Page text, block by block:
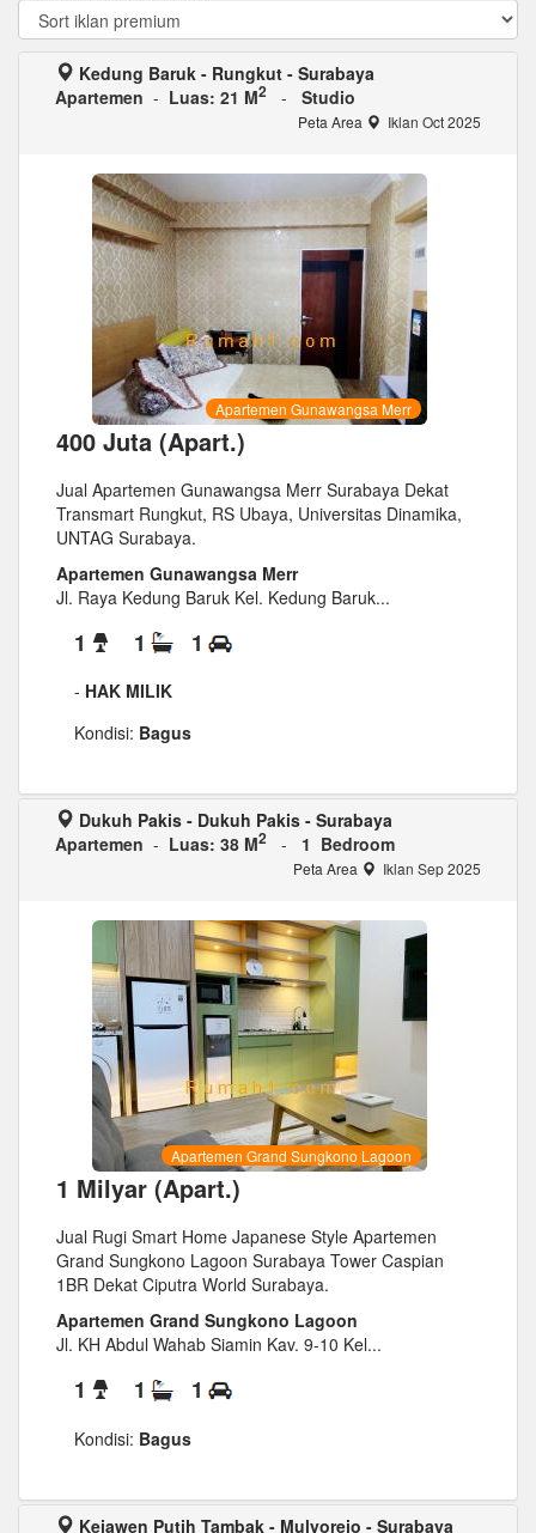
Kedung Baruk - Rungkut - Surabaya
Apartemen - Luas: 21 M2 - Studio
Peta Area Iklan Oct 2025
Apartemen Gunawangsa Merr
400 Juta (Apart.)
Jual Apartemen Gunawangsa Merr Surabaya Dekat
Transmart Rungkut, RS Ubaya, Universitas Dinamika,
UNTAG Surabaya.
Apartemen Gunawangsa Merr
Jl. Raya Kedung Baruk Kel. Kedung Baruk...
1 1 1
- HAK MILIK
Kondisi: Bagus
Dukuh Pakis - Dukuh Pakis - Surabaya
Apartemen - Luas: 38 M2 - 1 Bedroom
Peta Area Iklan Sep 2025
Apartemen Grand Sungkono Lagoon
1 Milyar (Apart.)
Jual Rugi Smart Home Japanese Style Apartemen
Grand Sungkono Lagoon Surabaya Tower Caspian
1BR Dekat Ciputra World Surabaya.
Apartemen Grand Sungkono Lagoon
Jl. KH Abdul Wahab Siamin Kav. 9-10 Kel...
1 1 1
Kondisi: Bagus
Kejawen Putih Tambak - Mulyorejo - Surabaya